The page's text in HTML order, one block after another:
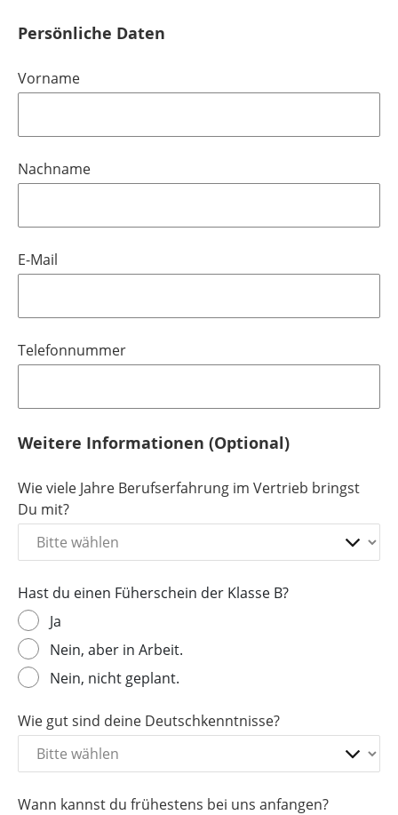
Persönliche Daten
Vorname
Nachname
E-Mail
Telefonnummer
Weitere Informationen (Optional)
Wie viele Jahre Berufserfahrung im Vertrieb bringst
Du mit?
Hast du einen Füherschein der Klasse B?
Ja
Nein, aber in Arbeit.
Nein, nicht geplant.
Wie gut sind deine Deutschkenntnisse?
Wann kannst du frühestens bei uns anfangen?